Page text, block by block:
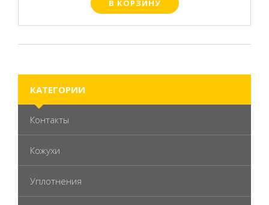
В КОРЗИНУ
КАТЕГОРИИ
Контакты
Кожухи
Уплотнения